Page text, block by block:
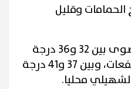
الحمامات وقليل
وتتراوح درجات الحرارة القصوى بين 32 و36 درجة
بالمناطق الساحلية والمرتفعات، وبين 37 و41 درجة
محليا.